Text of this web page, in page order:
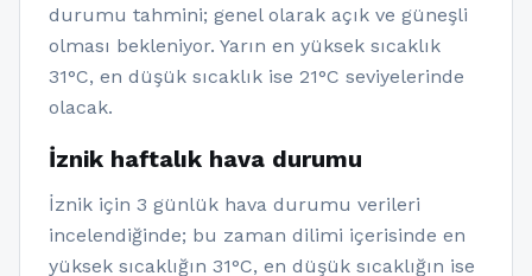
durumu tahmini; genel olarak açık ve güneşli
olması bekleniyor. Yarın en yüksek sıcaklık
31°C, en düşük sıcaklık ise 21°C seviyelerinde
olacak.
İznik haftalık hava durumu
İznik için 3 günlük hava durumu verileri
incelendiğinde; bu zaman dilimi içerisinde en
yüksek sıcaklığın 31°C, en düşük sıcaklığın ise